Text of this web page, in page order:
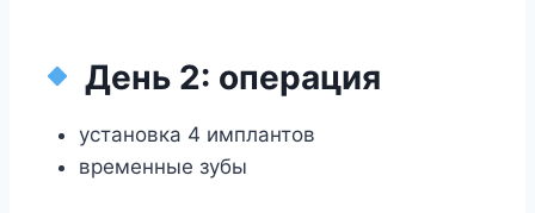
День 2: операция
установка 4 имплантов
временные зубы